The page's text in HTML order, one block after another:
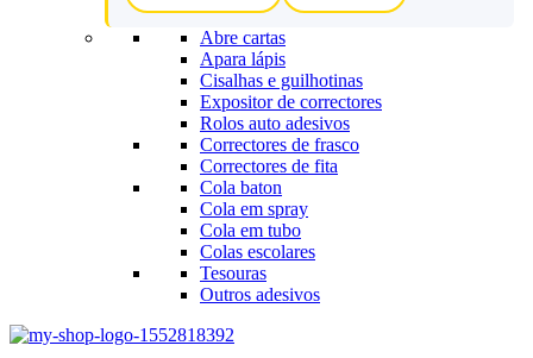
Abre cartas
Apara lápis
Cisalhas e guilhotinas
Expositor de correctores
Rolos auto adesivos
Correctores de frasco
Correctores de fita
Cola baton
Cola em spray
Cola em tubo
Colas escolares
Tesouras
Outros adesivos